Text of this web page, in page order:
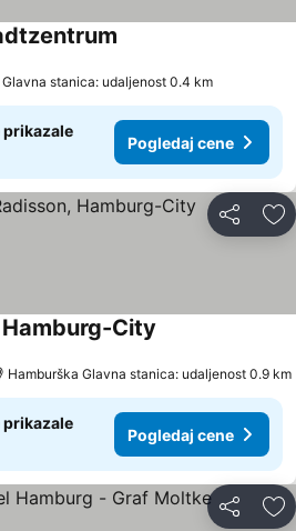
stanica: udaljenost 0.4 km
prikazale
Pogledaj cene
Deli
City
Hamburška Glavna stanica: udaljenost 0.9 km
prikazale
Pogledaj cene
Deli